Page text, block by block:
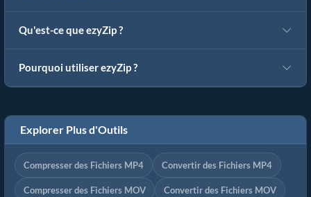
Qu'est-ce que ezyZip ?
Pourquoi utiliser ezyZip ?
Explorer Plus d'Outils
Compresser des Fichiers MP4 Convertir des Fichiers MP4
Compresser des Fichiers MOV Convertir des Fichiers MOV